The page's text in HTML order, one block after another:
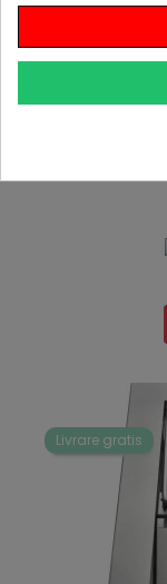
Livrare gratis